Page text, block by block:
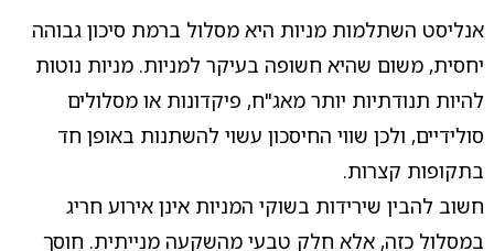
אנליסט השתלמות מניות היא מסלול ברמת סיכון גבוהה
יחסית, משום שהיא חשופה בעיקר למניות. מניות נוטות
להיות תנודתיות יותר מאג"ח, פיקדונות או מסלולים
סולידיים, ולכן שווי החיסכון עשוי להשתנות באופן חד
בתקופות קצרות.
חשוב להבין שירידות בשוקי המניות אינן אירוע חריג
במסלול כזה, אלא חלק טבעי מהשקעה מנייתית. חוסך